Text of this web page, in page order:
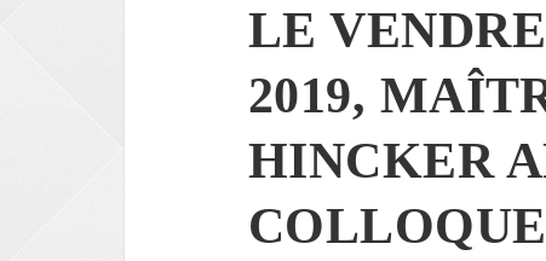
LE
2019,
HINCKER